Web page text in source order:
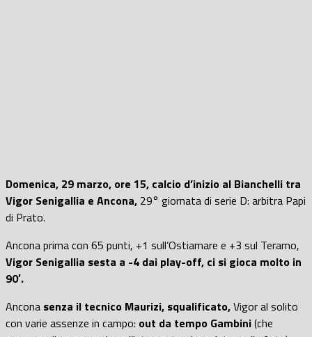
Domenica, 29 marzo, ore 15, calcio d’inizio al Bianchelli tra
Vigor Senigallia e Ancona, 29° giornata di serie D: arbitra Papi
di Prato.
Ancona prima con 65 punti, +1 sull’Ostiamare e +3 sul Teramo,
Vigor Senigallia sesta a -4 dai play-off, ci si gioca molto in
90′.
Ancona senza il tecnico Maurizi, squalificato,Vigor al solito
con varie assenze in campo: out da tempo Gambini(che